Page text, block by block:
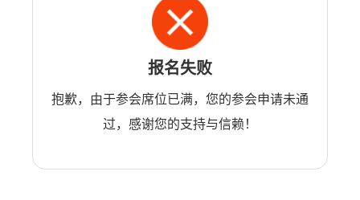
报名失败
抱歉，由于参会席位已满，您的参会申请未通
过，感谢您的支持与信赖！